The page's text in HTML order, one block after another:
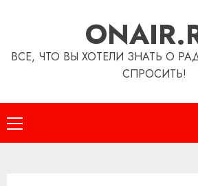
ВСЕ, ЧТО ВЫ ХОТЕЛИ ЗНАТЬ О
СПРОСИТЬ!
Основное
меню